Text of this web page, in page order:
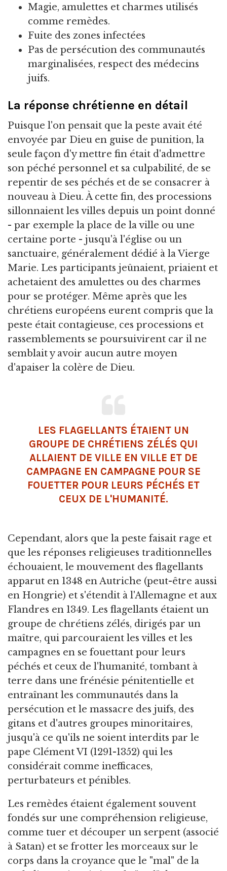
Magie, amulettes et charmes utilisés
comme remèdes.
Fuite des zones infectées
Pas de persécution des communautés
marginalisées, respect des médecins
juifs.
La réponse chrétienne en détail
Puisque l'on pensait que la peste avait été
envoyée par Dieu en guise de punition, la
seule façon d'y mettre fin était d'admettre
son péché personnel et sa culpabilité, de se
repentir de ses péchés et de se consacrer à
nouveau à Dieu. À cette fin, des processions
sillonnaient les villes depuis un point donné
- par exemple la place de la ville ou une
certaine porte - jusqu'à l'église ou un
sanctuaire, généralement dédié à la Vierge
Marie. Les participants jeûnaient, priaient et
achetaient des amulettes ou des charmes
pour se protéger. Même après que les
chrétiens européens eurent compris que la
peste était contagieuse, ces processions et
rassemblements se poursuivirent car il ne
semblait y avoir aucun autre moyen
d'apaiser la colère de Dieu.
LES FLAGELLANTS ÉTAIENT UN
GROUPE DE CHRÉTIENS ZÉLÉS QUI
ALLAIENT DE VILLE EN VILLE ET DE
CAMPAGNE EN CAMPAGNE POUR SE
FOUETTER POUR LEURS PÉCHÉS ET
CEUX DE L'HUMANITÉ.
Cependant, alors que la peste faisait rage et
que les réponses religieuses traditionnelles
échouaient, le mouvement des flagellants
apparut en 1348 en Autriche (peut-être aussi
en Hongrie) et s'étendit à l'Allemagne et aux
Flandres en 1349. Les flagellants étaient un
groupe de chrétiens zélés, dirigés par un
maître, qui parcouraient les villes et les
campagnes en se fouettant pour leurs
péchés et ceux de l'humanité, tombant à
terre dans une frénésie pénitentielle et
entraînant les communautés dans la
persécution et le massacre des juifs, des
gitans et d'autres groupes minoritaires,
jusqu'à ce qu'ils ne soient interdits par le
pape Clément VI (1291-1352) qui les
considérait comme inefficaces,
perturbateurs et pénibles.
Les remèdes étaient également souvent
fondés sur une compréhension religieuse,
comme tuer et découper un serpent (associé
à Satan) et se frotter les morceaux sur le
corps dans la croyance que le "mal" de la